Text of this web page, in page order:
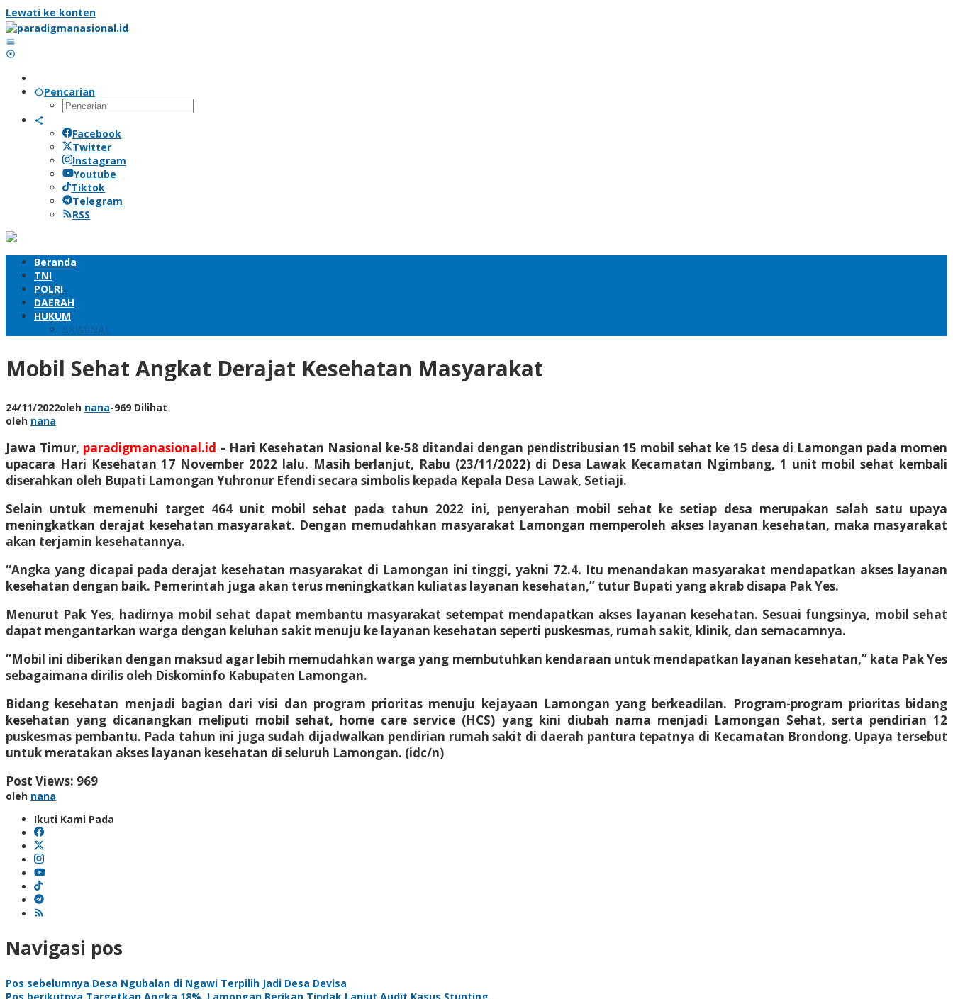
Lewati ke konten
Pencarian
Facebook
Twitter
Instagram
Youtube
Tiktok
Telegram
RSS
Beranda
TNI
POLRI
DAERAH
HUKUM
KRIMINAL
Mobil Sehat Angkat Derajat Kesehatan Masyarakat
24/11/2022oleh nana-969 Dilihat
oleh nana
Jawa Timur, paradigmanasional.id – Hari Kesehatan Nasional ke-58 ditandai dengan pendistribusian 15 mobil sehat ke 15 desa di Lamongan pada momen
upacara Hari Kesehatan 17 November 2022 lalu. Masih berlanjut, Rabu (23/11/2022) di Desa Lawak Kecamatan Ngimbang, 1 unit mobil sehat kembali
diserahkan oleh Bupati Lamongan Yuhronur Efendi secara simbolis kepada Kepala Desa Lawak, Setiaji.
Selain untuk memenuhi target 464 unit mobil sehat pada tahun 2022 ini, penyerahan mobil sehat ke setiap desa merupakan salah satu upaya
meningkatkan derajat kesehatan masyarakat. Dengan memudahkan masyarakat Lamongan memperoleh akses layanan kesehatan, maka masyarakat
akan terjamin kesehatannya.
“Angka yang dicapai pada derajat kesehatan masyarakat di Lamongan ini tinggi, yakni 72.4. Itu menandakan masyarakat mendapatkan akses layanan
kesehatan dengan baik. Pemerintah juga akan terus meningkatkan kuliatas layanan kesehatan,” tutur Bupati yang akrab disapa Pak Yes.
Menurut Pak Yes, hadirnya mobil sehat dapat membantu masyarakat setempat mendapatkan akses layanan kesehatan. Sesuai fungsinya, mobil sehat
dapat mengantarkan warga dengan keluhan sakit menuju ke layanan kesehatan seperti puskesmas, rumah sakit, klinik, dan semacamnya.
“Mobil ini diberikan dengan maksud agar lebih memudahkan warga yang membutuhkan kendaraan untuk mendapatkan layanan kesehatan,” kata Pak Yes
sebagaimana dirilis oleh Diskominfo Kabupaten Lamongan.
Bidang kesehatan menjadi bagian dari visi dan program prioritas menuju kejayaan Lamongan yang berkeadilan. Program-program prioritas bidang
kesehatan yang dicanangkan meliputi mobil sehat, home care service (HCS) yang kini diubah nama menjadi Lamongan Sehat, serta pendirian 12
puskesmas pembantu. Pada tahun ini juga sudah dijadwalkan pendirian rumah sakit di daerah pantura tepatnya di Kecamatan Brondong. Upaya tersebut
untuk meratakan akses layanan kesehatan di seluruh Lamongan. (idc/n)
Post Views: 969
oleh nana
Ikuti Kami Pada
Navigasi pos
Pos sebelumnya Desa Ngubalan di Ngawi Terpilih Jadi Desa Devisa